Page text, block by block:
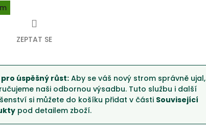
pro úspěšný růst: Aby se váš nový strom správně ujal,
naši odbornou výsadbu. Tuto službu i další
si můžete do košíku přidat v části Související
pod detailem zboží.
ZEPTAT SE